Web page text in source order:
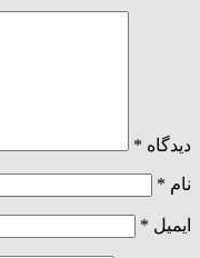
دیدگاه *
نام *
ایمیل *